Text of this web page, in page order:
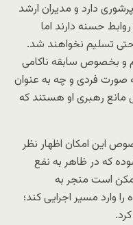
دارد و مدیران ارشد
حسنه دارند اما
تسلیم نخواهند شد.
و بخصوص سابقه ناکامی
فردی و چه به عنوان
رهبری او هستند که
این امکان اظهار نظر
که در ظاهر به نفع
است منجر به
وارد مسیر اجرایی کند؛